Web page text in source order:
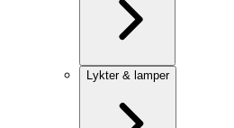
Lykter & lamper